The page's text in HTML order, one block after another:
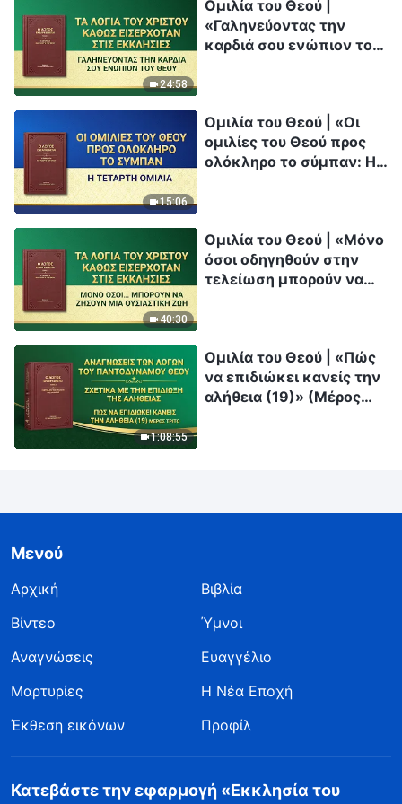
24:58
Ομιλία του Θεού |
«Γαληνεύοντας την
καρδιά σου ενώπιον του
15:06
Ομιλία του Θεού | «Οι
ομιλίες του Θεού προς
ολόκληρο το σύμπαν: Η
40:30
Ομιλία του Θεού | «Μόνο
όσοι οδηγηθούν στην
τελείωση μπορούν να
1:08:55
Ομιλία του Θεού | «Πώς
να επιδιώκει κανείς την
αλήθεια (19)» (Μέρος
Μενού
Αρχική
Βιβλία
Βίντεο
Ύμνοι
Αναγνώσεις
Ευαγγέλιο
Μαρτυρίες
Η Νέα Εποχή
Έκθεση εικόνων
Προφίλ
Κατεβάστε την εφαρμογή «Εκκλησία του